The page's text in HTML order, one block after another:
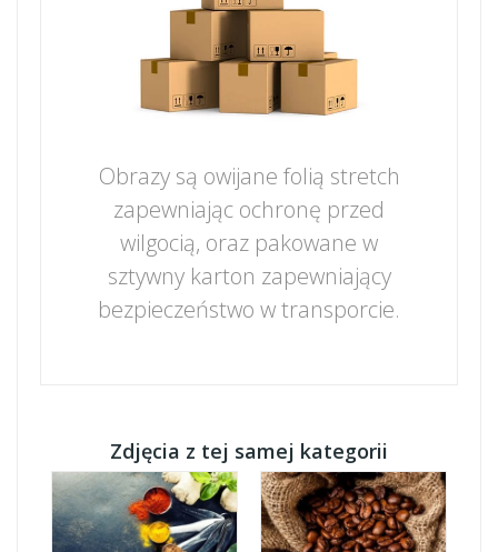
Obrazy są owijane folią stretch
zapewniając ochronę przed
wilgocią, oraz pakowane w
sztywny karton zapewniający
bezpieczeństwo w transporcie.
Zdjęcia z tej samej kategorii